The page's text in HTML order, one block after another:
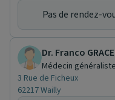
Pas de rendez-
Dr. Franco
Médecin généraliste
3 Rue de Ficheux
62217 Wailly